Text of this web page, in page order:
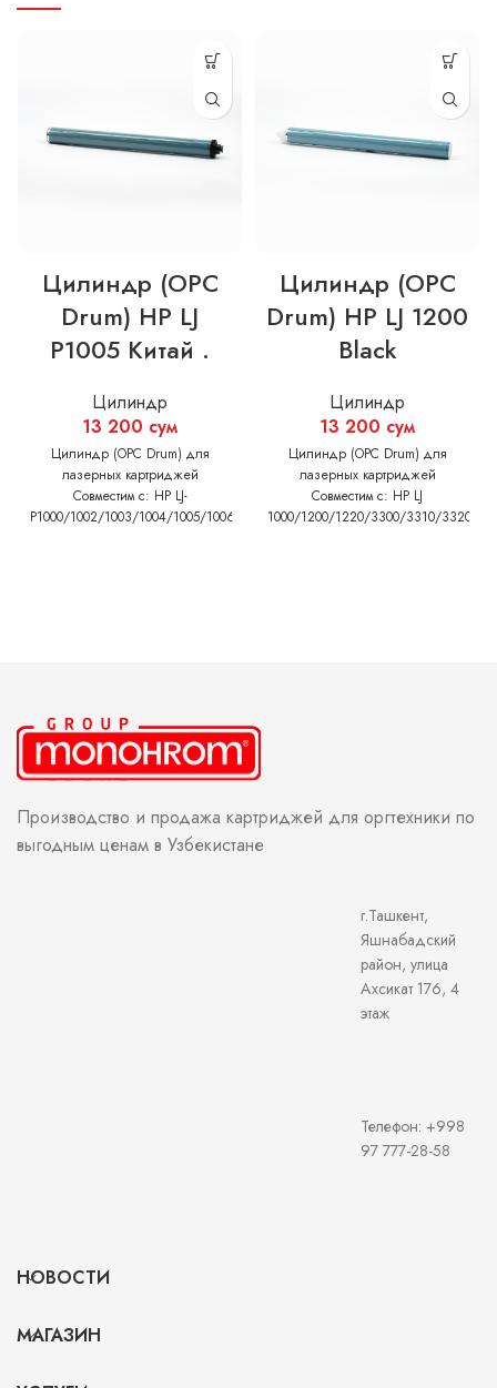
Цилиндр (OPC
Drum) HP LJ
P1005 Китай .
Цилиндр
13 200 сум
Цилиндр (OPC Drum) для
лазерных картриджей
Совместим с: HP LJ-
P1000/1002/1003/1004/1005/1006/1007/1008/1009
Цилиндр (OPC
Drum) HP LJ 1200
Black
Цилиндр
13 200 сум
Цилиндр (OPC Drum) для
лазерных картриджей
Совместим с: HP LJ
1000/1200/1220/3300/3310/3320/
Производство и продажа картриджей для оргтехники по
выгодным ценам в Узбекистане
г.Ташкент,
Яшнабадский
район, улица
Ахсикат 176, 4
этаж
Телефон: +998
97 777-28-58
НОВОСТИ
МАГАЗИН